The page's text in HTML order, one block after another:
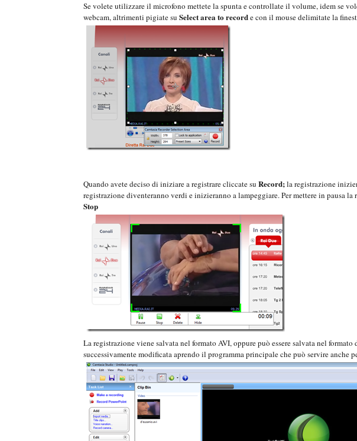
Se volete utilizzare il microfono mettete la spunta e controllate il volume, idem se
webcam, altrimenti pigiate su Select area to recorde con il mouse delimitate la
Quando avete deciso di iniziare a registrare cliccate su Record;la registrazione
registrazione diventeranno verdi e inizieranno a lampeggiare. Per mettere in pausa la
Stop
La registrazione viene salvata nel formato AVI, oppure può essere salvata nel formato
successivamente modificata aprendo il programma principale che può servire anche